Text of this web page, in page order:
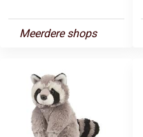
Meerdere shops